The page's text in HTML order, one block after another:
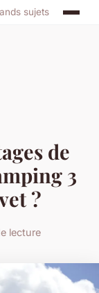
sujets
de
3
?
lecture